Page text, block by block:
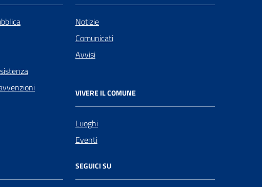
Notizie
Comunicati
Avvisi
VIVERE IL COMUNE
Luoghi
Eventi
SEGUICI SU